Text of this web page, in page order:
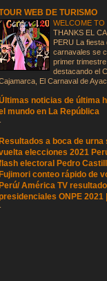
WEB DE TURISMO
WELCOME TO
THANKS EL
PERU La fiesta
carnavales se
primer
destacando el
El Carnaval de
noticias de última
mundo en La República
a boca de urna
elecciones 2021
electoral Pedro
conteo rápido de
América TV
ONPE 2021